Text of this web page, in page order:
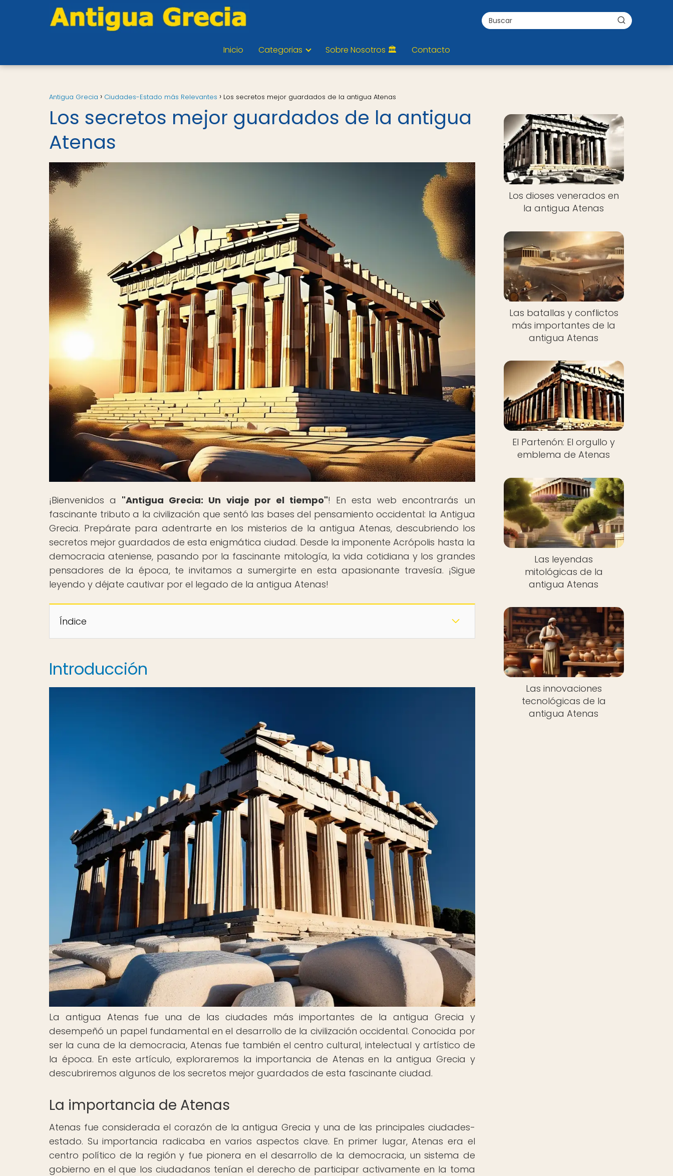
Inicio Categorias Sobre Nosotros 🏛️ Contacto
Antigua Grecia Ciudades-Estado más Relevantes Los secretos mejor guardados de la antigua Atenas
Los secretos mejor guardados de la antigua
Atenas
¡Bienvenidos a "Antigua Grecia: Un viaje por el tiempo"! En esta web encontrarás un
fascinante tributo a la civilización que sentó las bases del pensamiento occidental: la Antigua
Grecia. Prepárate para adentrarte en los misterios de la antigua Atenas, descubriendo los
secretos mejor guardados de esta enigmática ciudad. Desde la imponente Acrópolis hasta la
democracia ateniense, pasando por la fascinante mitología, la vida cotidiana y los grandes
pensadores de la época, te invitamos a sumergirte en esta apasionante travesía. ¡Sigue
leyendo y déjate cautivar por el legado de la antigua Atenas!
Índice
Introducción
La antigua Atenas fue una de las ciudades más importantes de la antigua Grecia y
desempeñó un papel fundamental en el desarrollo de la civilización occidental. Conocida por
ser la cuna de la democracia, Atenas fue también el centro cultural, intelectual y artístico de
la época. En este artículo, exploraremos la importancia de Atenas en la antigua Grecia y
descubriremos algunos de los secretos mejor guardados de esta fascinante ciudad.
La importancia de Atenas
Atenas fue considerada el corazón de la antigua Grecia y una de las principales ciudades-
estado. Su importancia radicaba en varios aspectos clave. En primer lugar, Atenas era el
centro político de la región y fue pionera en el desarrollo de la democracia, un sistema de
gobierno en el que los ciudadanos tenían el derecho de participar activamente en la toma
Los dioses venerados en
la antigua Atenas
Las batallas y conflictos
más importantes de la
antigua Atenas
El Partenón: El orgullo y
emblema de Atenas
Las leyendas
mitológicas de la
antigua Atenas
Las innovaciones
tecnológicas de la
antigua Atenas